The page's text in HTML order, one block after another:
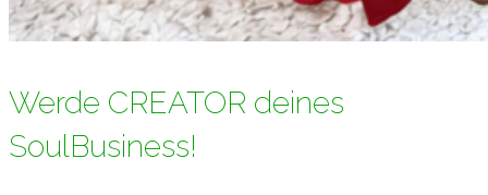
Werde CREATOR deines
SoulBusiness!